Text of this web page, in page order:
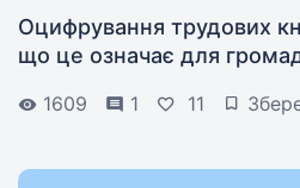
Оцифрування трудових
що це означає для
1609 1 11